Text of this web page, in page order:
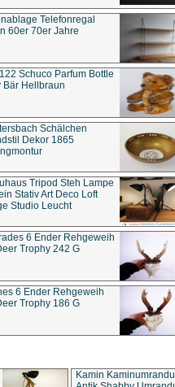
Telefonregal
60er 70er Jahre
Schuco Parfum Bottle
Bär Hellbraun
Schälchen
Dekor 1865
Tripod Steh Lampe
Stativ Art Deco Loft
Studio Leucht
6 Ender Rehgeweih
Trophy 242 G
6 Ender Rehgeweih
Trophy 186 G
Kamin